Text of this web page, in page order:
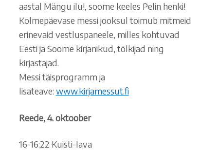
aastal Mängu ilu!, soome keeles Pelin henki!
Kolmepäevase messi jooksul toimub mitmeid
erinevaid vestluspaneele, milles kohtuvad
Eesti ja Soome kirjanikud, tõlkijad ning
kirjastajad.
Messi täisprogramm ja
lisateave: www.kirjamessut.fi
Reede, 4. oktoober
16-16:22 Kuisti-lava